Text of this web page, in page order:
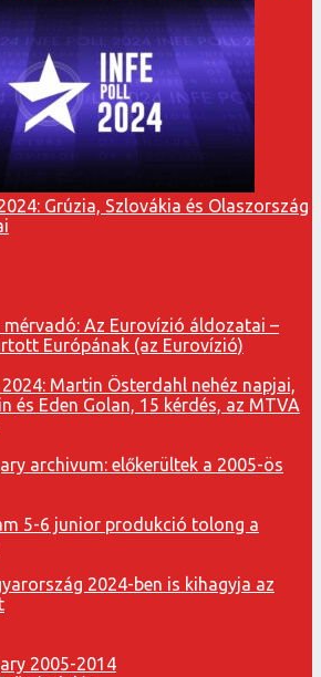
Grúzia, Szlovákia és Olaszország
mérvadó: Az Eurovízió áldozatai –
Európának (az Eurovízió)
Martin Österdahl nehéz napjai,
és Eden Golan, 15 kérdés, az MTVA
archivum: előkerültek a 2005-ös
5-6 junior produkció tolong a
2024-ben is kihagyja az
2005-2014